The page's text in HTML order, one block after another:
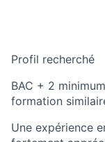
Profil recherché
BAC + 2
formation
Une expérience